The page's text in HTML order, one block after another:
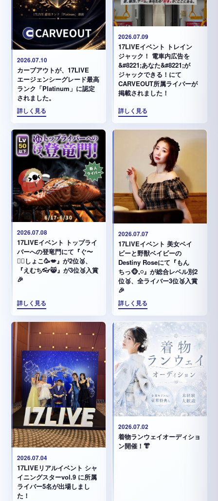
2026.07.10
カーブアウトが、17LIVE
エージェンシーグレード最高
ランク「Platinum」に認定
されました。
詳しく見る
2026.07.09
17LIVEイベント トレイン
ジャック！ 電車内広告を
&#8221;あなた&#8221;が
ジャックできる！にて
CARVEOUT所属ライバーが
掲載されました！
詳しく見る
2026.07.08
17LIVEイベント トップライ
バーへの登竜門にて『ぐ〜
✊🏻‪しょこ🥳💋』が2位🥈、
『えむち👓😸』が3位🥉入賞
🎉
詳しく見る
2026.07.07
17LIVEイベント 美女ベイ
ビーと野獣ベイビーの
Destiny Roseにて『もん
ちっ🐵𓈒𓏸︎︎︎︎』が総合レベル別2
位🥈、全ライバー3位🥉入賞
🎉
詳しく見る
2026.07.04
17LIVEリアルイベント シャ
イニングスターvol.9 に所属
ライバー5名が出場しまし
た！
2026.07.02
着物ランウェイオーディショ
ン開催！👘